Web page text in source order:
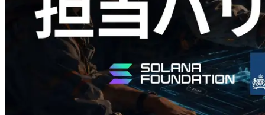
さらに読み込む